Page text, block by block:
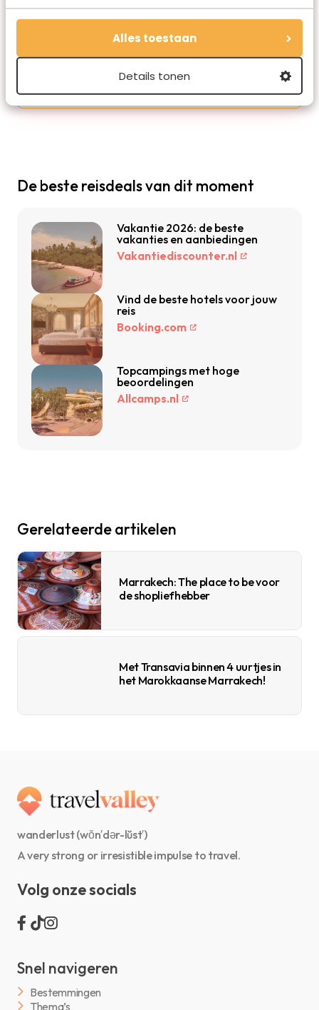
Alles toestaan
Details tonen
het oog wil wat, maar ook de geest. Vanuit dat
idee schrijf ik al weer meer dan 15 jaar over
reizen: van een concert in een vliegtuig tot
De beste reisdeals van dit moment
Vakantie 2026: de beste
vakanties en aanbiedingen
Vakantiediscounter.nl
Vind de beste hotels voor jouw
reis
Booking.com
Topcampings met hoge
beoordelingen
Allcamps.nl
Gerelateerde artikelen
Marrakech: The place to be voor
de shopliefhebber
Met Transavia binnen 4 uurtjes in
het Marokkaanse Marrakech!
wanderlust (wŏn′dər-lŭst′)
A very strong or irresistible impulse to travel.
Volg onze socials
Snel navigeren
Bestemmingen
Thema’s